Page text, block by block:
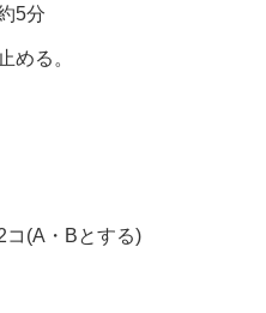
5分
める。
(A・Bとする)